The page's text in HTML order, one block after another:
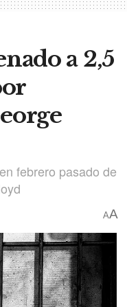
a 2,5
febrero pasado de
AA